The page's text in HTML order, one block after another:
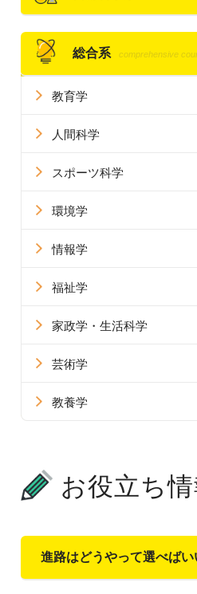
総合系 comprehensive
教育学
人間科学
スポーツ科学
環境学
情報学
福祉学
家政学・生活科学
芸術学
教養学
お役立ち情
進路はどうやって選べばい